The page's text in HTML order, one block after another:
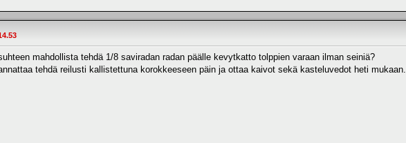
mahdollista tehdä 1/8 saviradan radan päälle kevytkatto tolppien varaan ilman seiniä?
tehdä reilusti kallistettuna korokkeeseen päin ja ottaa kaivot sekä kasteluvedot heti mukaan.